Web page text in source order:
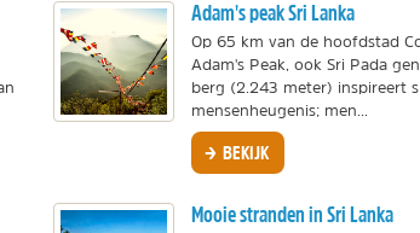
Adam's peak Sri Lanka
Op 65 km van de hoofdstad
Adam's Peak, ook Sri Pada
berg (2.243 meter) inspireert
mensenheugenis; men...
BEKIJK
Mooie stranden in Sri Lanka